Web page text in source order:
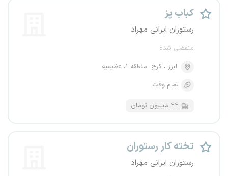
کباب پز
رستوران ایرانی مهراد
منقضی شده
البرز
کرج، منطقه ۱، عظیمیه
تمام وقت
۲۲ میلیون تومان
تخته کار رستوران
رستوران ایرانی مهراد